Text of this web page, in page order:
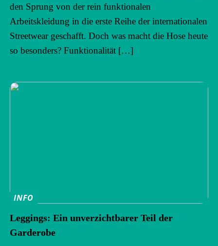
den Sprung von der rein funktionalen
Arbeitskleidung in die erste Reihe der internationalen
Streetwear geschafft. Doch was macht die Hose heute
so besonders? Funktionalität […]
INFO
Leggings: Ein unverzichtbarer Teil der
Garderobe